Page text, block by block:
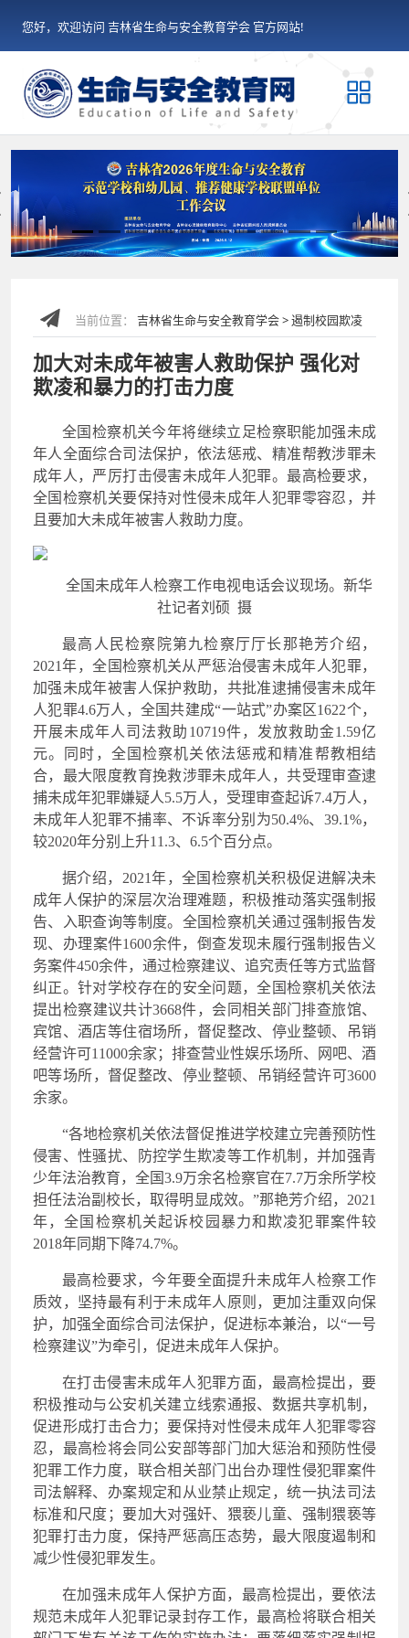
您好，欢迎访问 吉林省生命与安全教育学会 官方网站!
当前位置： 吉林省生命与安全教育学会 > 遏制校园欺凌
加大对未成年被害人救助保护 强化对
欺凌和暴力的打击力度
全国检察机关今年将继续立足检察职能加强未成
年人全面综合司法保护，依法惩戒、精准帮教涉罪未
成年人，严厉打击侵害未成年人犯罪。最高检要求，
全国检察机关要保持对性侵未成年人犯罪零容忍，并
且要加大未成年被害人救助力度。
全国未成年人检察工作电视电话会议现场。新华
社记者刘硕 摄
最高人民检察院第九检察厅厅长那艳芳介绍，
2021年，全国检察机关从严惩治侵害未成年人犯罪，
加强未成年被害人保护救助，共批准逮捕侵害未成年
人犯罪4.6万人，全国共建成“一站式”办案区1622个，
开展未成年人司法救助10719件，发放救助金1.59亿
元。同时，全国检察机关依法惩戒和精准帮教相结
合，最大限度教育挽救涉罪未成年人，共受理审查逮
捕未成年犯罪嫌疑人5.5万人，受理审查起诉7.4万人，
未成年人犯罪不捕率、不诉率分别为50.4%、39.1%，
较2020年分别上升11.3、6.5个百分点。
据介绍，2021年，全国检察机关积极促进解决未
成年人保护的深层次治理难题，积极推动落实强制报
告、入职查询等制度。全国检察机关通过强制报告发
现、办理案件1600余件，倒查发现未履行强制报告义
务案件450余件，通过检察建议、追究责任等方式监督
纠正。针对学校存在的安全问题，全国检察机关依法
提出检察建议共计3668件，会同相关部门排查旅馆、
宾馆、酒店等住宿场所，督促整改、停业整顿、吊销
经营许可11000余家；排查营业性娱乐场所、网吧、酒
吧等场所，督促整改、停业整顿、吊销经营许可3600
余家。
“各地检察机关依法督促推进学校建立完善预防性
侵害、性骚扰、防控学生欺凌等工作机制，并加强青
少年法治教育，全国3.9万余名检察官在7.7万余所学校
担任法治副校长，取得明显成效。”那艳芳介绍，2021
年，全国检察机关起诉校园暴力和欺凌犯罪案件较
2018年同期下降74.7%。
最高检要求，今年要全面提升未成年人检察工作
质效，坚持最有利于未成年人原则，更加注重双向保
护，加强全面综合司法保护，促进标本兼治，以“一号
检察建议”为牵引，促进未成年人保护。
在打击侵害未成年人犯罪方面，最高检提出，要
积极推动与公安机关建立线索通报、数据共享机制，
促进形成打击合力；要保持对性侵未成年人犯罪零容
忍，最高检将会同公安部等部门加大惩治和预防性侵
犯罪工作力度，联合相关部门出台办理性侵犯罪案件
司法解释、办案规定和从业禁止规定，统一执法司法
标准和尺度；要加大对强奸、猥亵儿童、强制猥亵等
犯罪打击力度，保持严惩高压态势，最大限度遏制和
减少性侵犯罪发生。
在加强未成年人保护方面，最高检提出，要依法
规范未成年人犯罪记录封存工作，最高检将联合相关